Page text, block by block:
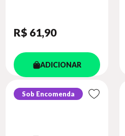
R$ 61,90
ADICIONAR
Sob Encomenda